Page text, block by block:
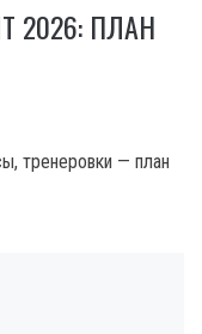
2026: ПЛАН
тренеровки — план